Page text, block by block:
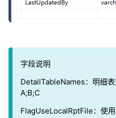
字段说明
DetailTableNames：明细表
A;B;C
FlagUseLocalRptFile：使